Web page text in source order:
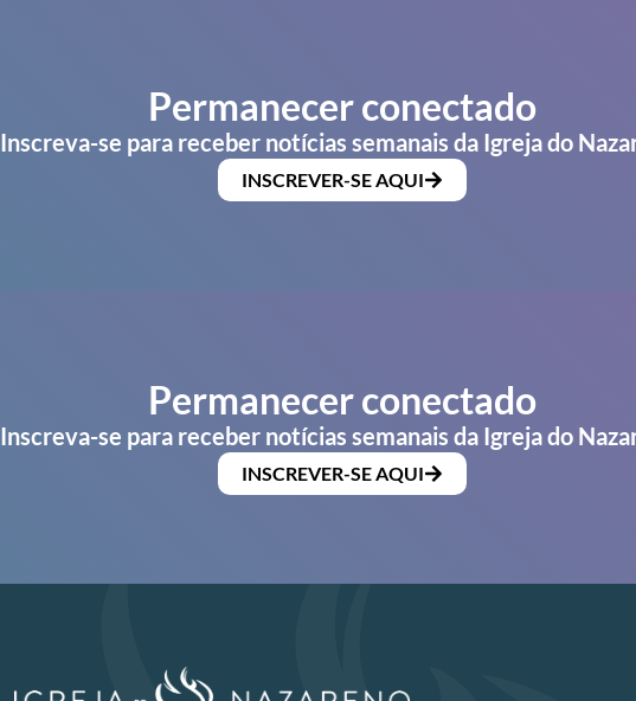
Permanecer conectado
Inscreva-se para receber notícias semanais da Igreja do
INSCREVER-SE AQUI
Permanecer conectado
Inscreva-se para receber notícias semanais da Igreja do
INSCREVER-SE AQUI